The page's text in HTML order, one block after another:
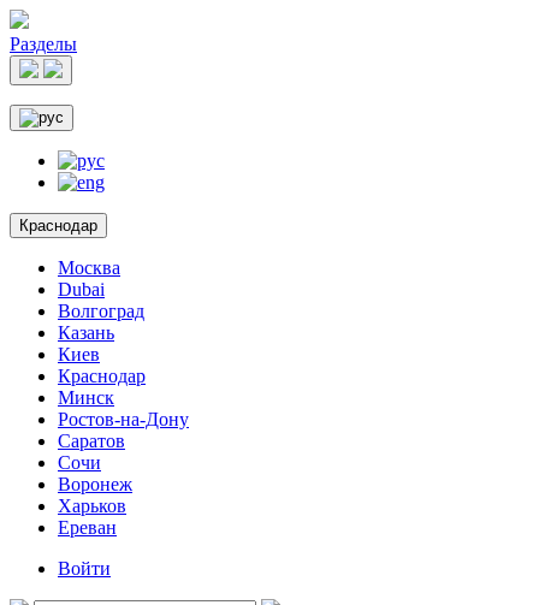
Разделы
Краснодар
Москва
Dubai
Волгоград
Казань
Киев
Краснодар
Минск
Ростов-на-Дону
Саратов
Сочи
Воронеж
Харьков
Ереван
Войти